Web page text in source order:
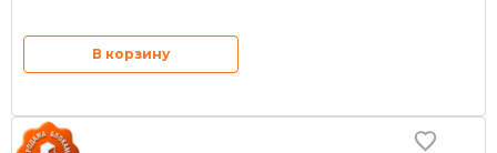
В корзину